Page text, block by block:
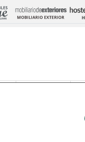
43 x 117 x 45 cm